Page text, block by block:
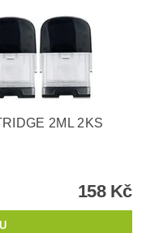
2ML 2KS
158 Kč